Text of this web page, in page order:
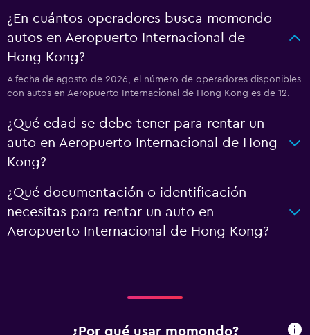
¿En cuántos operadores busca momondo
autos en Aeropuerto Internacional de
Hong Kong?
A fecha de agosto de 2026, el número de operadores disponibles
con autos en Aeropuerto Internacional de Hong Kong es de 12.
¿Qué edad se debe tener para rentar un
auto en Aeropuerto Internacional de Hong
Kong?
¿Qué documentación o identificación
necesitas para rentar un auto en
Aeropuerto Internacional de Hong Kong?
¿Por qué usar momondo?